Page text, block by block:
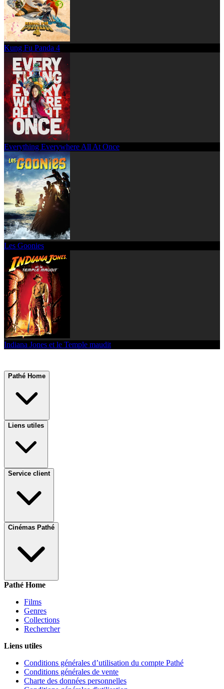
Kung Fu Panda 4
Everything Everywhere All At Once
Les Goonies
Indiana Jones et le Temple maudit
Pathé Home
Liens utiles
Service client
Cinémas Pathé
Pathé Home
Films
Genres
Collections
Rechercher
Liens utiles
Conditions générales d’utilisation du compte Pathé
Conditions générales de vente
Charte des données personnelles